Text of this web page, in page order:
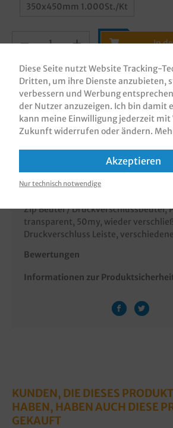
350x450mm 1.000St./Kt
In
Zum
Beschreibung
Zip Beutel / Druckverschlussbeutel,
transparent, 50my, wieder
Druckverschluss Leiste,
Bewertungen
Informationen zur
KUNDEN, DIE DIESES
HABEN, HABEN AUCH DIESE
GEKAUFT
Diese Seite nutzt Website Tracking-
Dritten, um ihre Dienste anzubieten,
verbessern und Werbung
der Nutzer anzuzeigen. Ich bin damit
kann meine Einwilligung jederzeit
Zukunft widerrufen oder ändern.
Akzeptieren
Nur technisch notwendige